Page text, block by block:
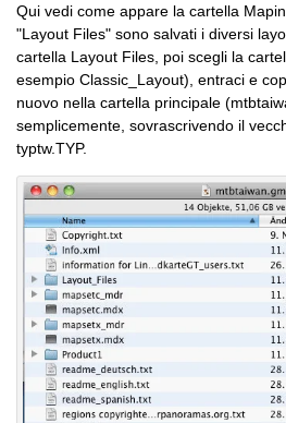
Qui vedi come appare la cartella
"Layout Files" sono salvati i diversi
cartella Layout Files, poi scegli la
esempio Classic_Layout), entraci e
nuovo nella cartella principale
semplicemente, sovrascrivendo il
typtw.TYP.